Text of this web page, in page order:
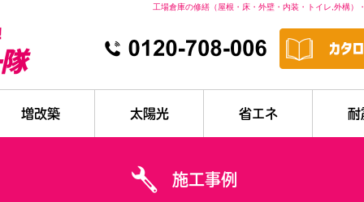
工場倉庫の修繕（屋根・床・外壁・内装・トイレ,外構
増改築 太陽光 省エネ 耐
施工事例